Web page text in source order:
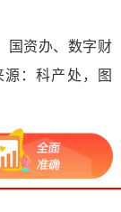
国资办、数字财
：科产处，图